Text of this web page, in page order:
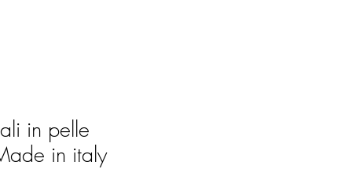
in pelle
in italy